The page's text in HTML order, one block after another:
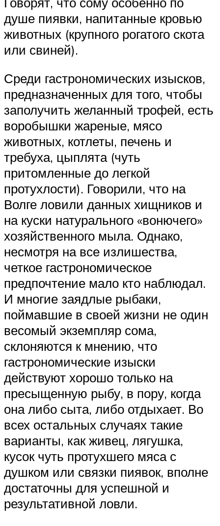
душе пиявки, напитанные кровью
животных (крупного рогатого скота
или свиней).
Среди гастрономических изысков,
предназначенных для того, чтобы
заполучить желанный трофей, есть
воробышки жареные, мясо
животных, котлеты, печень и
требуха, цыплята (чуть
притомленные до легкой
протухлости). Говорили, что на
Волге ловили данных хищников и
на куски натурального «вонючего»
хозяйственного мыла. Однако,
несмотря на все излишества,
четкое гастрономическое
предпочтение мало кто наблюдал.
И многие заядлые рыбаки,
поймавшие в своей жизни не один
весомый экземпляр сома,
склоняются к мнению, что
гастрономические изыски
действуют хорошо только на
пресыщенную рыбу, в пору, когда
она либо сыта, либо отдыхает. Во
всех остальных случаях такие
варианты, как живец, лягушка,
кусок чуть протухшего мяса с
душком или связки пиявок, вполне
достаточны для успешной и
результативной ловли.